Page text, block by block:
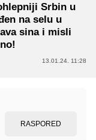
Srbin u
na selu u
sina i misli
13.01.24. 11:28
RASPORED